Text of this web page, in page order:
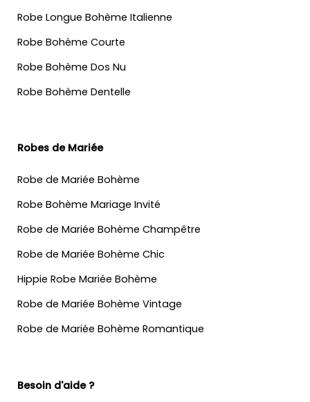
Robe Longue Bohème Italienne
Robe Bohème Courte
Robe Bohème Dos Nu
Robe Bohème Dentelle
Robes de Mariée
Robe de Mariée Bohème
Robe Bohème Mariage Invité
Robe de Mariée Bohème Champêtre
Robe de Mariée Bohème Chic
Hippie Robe Mariée Bohème
Robe de Mariée Bohème Vintage
Robe de Mariée Bohème Romantique
Besoin d'aide ?